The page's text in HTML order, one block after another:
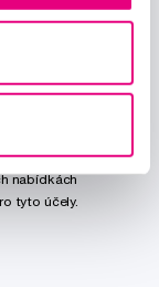
nabídkách
tyto účely.